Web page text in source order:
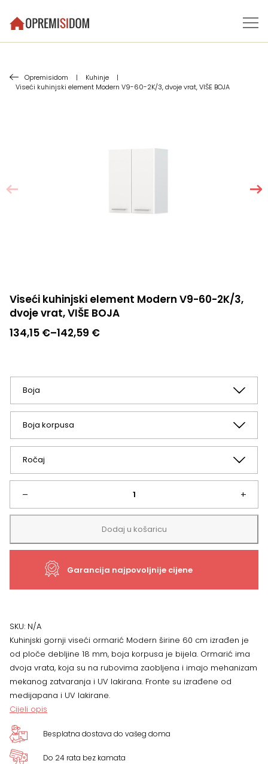
Opremisidom | Kuhinje
|
Viseći kuhinjski element Modern V9-60-2K/3, dvoje vrat, VIŠE BOJA
Viseći kuhinjski element Modern V9-60-2K/3,
dvoje vrat, VIŠE BOJA
134,15 €–142,59 €
Raspon
134,15 €
142,59 €
–
Viseći
kuhinjski
element
60-
dvoje
vrat,
VIŠE
BOJA
+
Dodaj u košaricu
Garancija najpovoljnije cijene
SKU: N/A
Kuhinjski gornji viseći ormarić Modern širine 60 cm izrađen je
od ploče debljine 18 mm, boja korpusa je bijela. Ormarić ima
dvoja vrata, koja su na rubovima zaobljena i imajo mehanizam
mekanog zatvaranja i UV lakirana. Fronte su izrađene od
medijapana i UV lakirane.
Cijeli opis
Besplatna dostava do vašeg doma
Do 24 rata bez kamata